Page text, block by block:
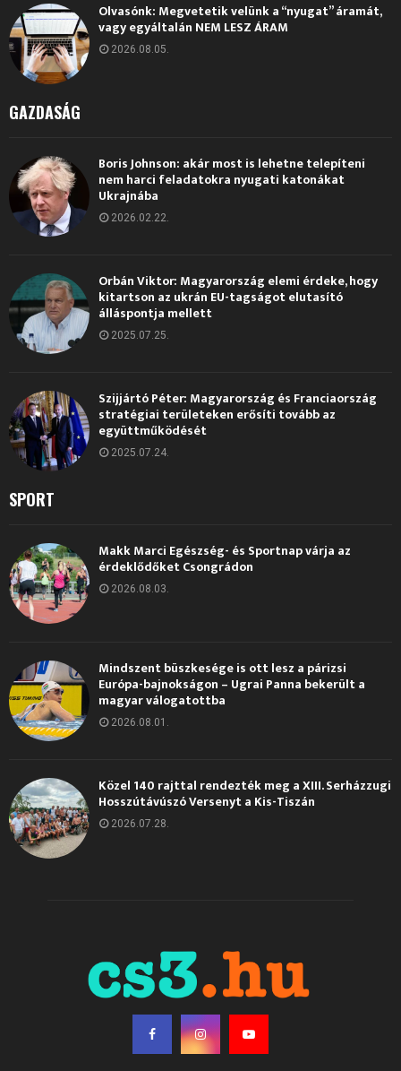
Olvasónk: Megvetetik velünk a “nyugat” áramát,
vagy egyáltalán NEM LESZ ÁRAM
2026.08.05.
GAZDASÁG
Boris Johnson: akár most is lehetne telepíteni
nem harci feladatokra nyugati katonákat
Ukrajnába
2026.02.22.
Orbán Viktor: Magyarország elemi érdeke, hogy
kitartson az ukrán EU-tagságot elutasító
álláspontja mellett
2025.07.25.
Szijjártó Péter: Magyarország és Franciaország
stratégiai területeken erősíti tovább az
együttműködését
2025.07.24.
SPORT
Makk Marci Egészség- és Sportnap várja az
érdeklődőket Csongrádon
2026.08.03.
Mindszent büszkesége is ott lesz a párizsi
Európa-bajnokságon – Ugrai Panna bekerült a
magyar válogatottba
2026.08.01.
Közel 140 rajttal rendezték meg a XIII. Serházzugi
Hosszútávúszó Versenyt a Kis-Tiszán
2026.07.28.